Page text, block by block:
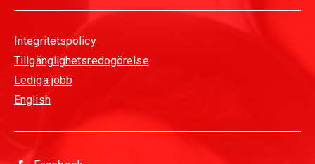
Integritetspolicy
Tillgänglighetsredogörelse
Lediga jobb
English